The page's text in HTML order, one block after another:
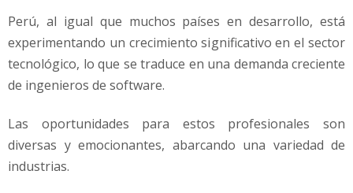
Perú, al igual que muchos países en desarrollo, está
experimentando un crecimiento significativo en el sector
tecnológico, lo que se traduce en una demanda creciente
de ingenieros de software.
Las oportunidades para estos profesionales son
diversas y emocionantes, abarcando una variedad de
industrias.